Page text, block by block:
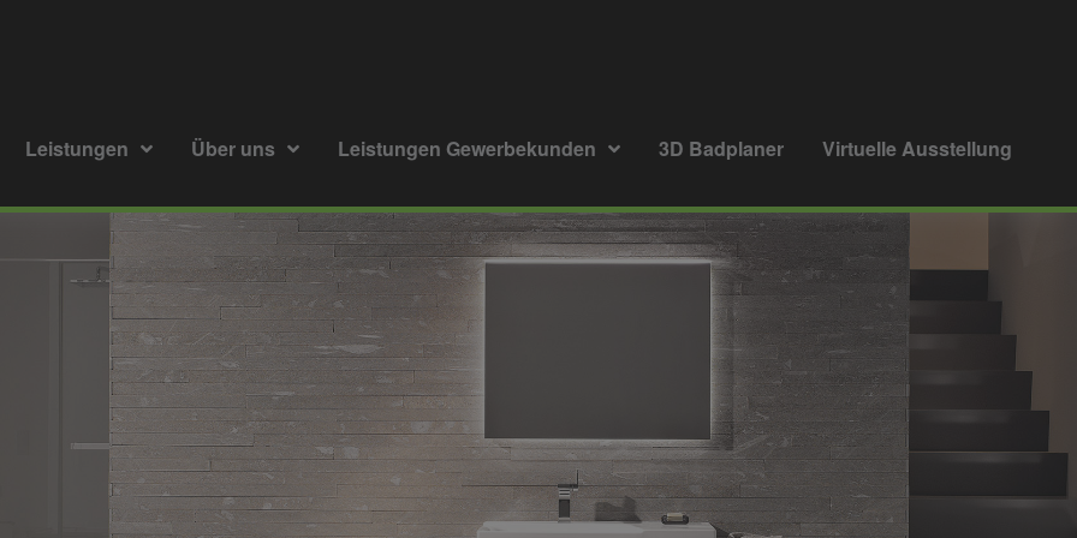
Leistungen Über uns Leistungen Gewerbekunden 3D Badplaner Virtuelle Ausstellung